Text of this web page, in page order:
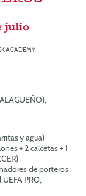
julio
ACADEMY
y agua)
+ 2 calcetas + 1
de porteros
PRO,